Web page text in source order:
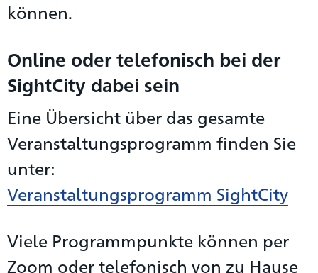
können.
Online oder telefonisch bei der
SightCity dabei sein
Eine Übersicht über das gesamte
Veranstaltungsprogramm finden Sie
unter:
Veranstaltungsprogramm SightCity
Viele Programmpunkte können per
Zoom oder telefonisch von zu Hause